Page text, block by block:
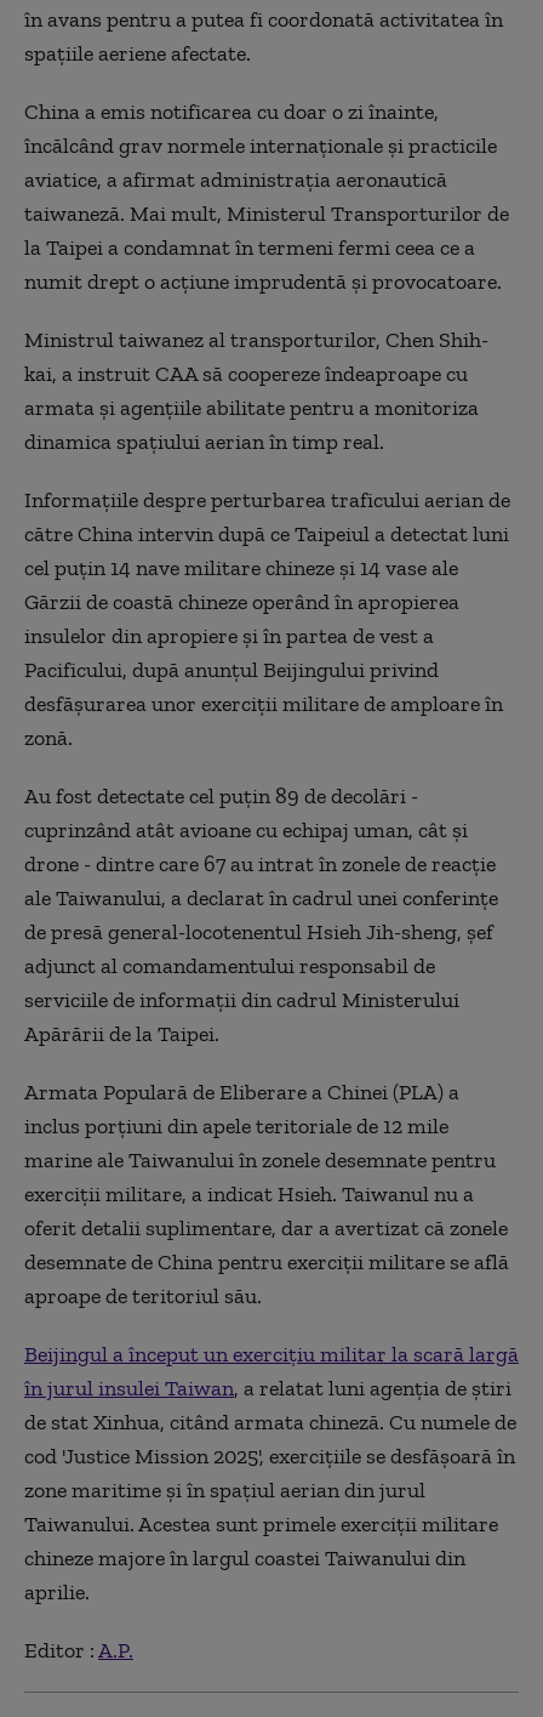
în avans pentru a putea fi coordonată activitatea în
spaţiile aeriene afectate.
China a emis notificarea cu doar o zi înainte,
încălcând grav normele internaţionale şi practicile
aviatice, a afirmat administraţia aeronautică
taiwaneză. Mai mult, Ministerul Transporturilor de
la Taipei a condamnat în termeni fermi ceea ce a
numit drept o acţiune imprudentă şi provocatoare.
Ministrul taiwanez al transporturilor, Chen Shih-
kai, a instruit CAA să coopereze îndeaproape cu
armata şi agenţiile abilitate pentru a monitoriza
dinamica spaţiului aerian în timp real.
Informaţiile despre perturbarea traficului aerian de
către China intervin după ce Taipeiul a detectat luni
cel puţin 14 nave militare chineze şi 14 vase ale
Gărzii de coastă chineze operând în apropierea
insulelor din apropiere şi în partea de vest a
Pacificului, după anunţul Beijingului privind
desfăşurarea unor exerciţii militare de amploare în
zonă.
Au fost detectate cel puţin 89 de decolări -
cuprinzând atât avioane cu echipaj uman, cât şi
drone - dintre care 67 au intrat în zonele de reacţie
ale Taiwanului, a declarat în cadrul unei conferinţe
de presă general-locotenentul Hsieh Jih-sheng, şef
adjunct al comandamentului responsabil de
serviciile de informaţii din cadrul Ministerului
Apărării de la Taipei.
Armata Populară de Eliberare a Chinei (PLA) a
inclus porţiuni din apele teritoriale de 12 mile
marine ale Taiwanului în zonele desemnate pentru
exerciţii militare, a indicat Hsieh. Taiwanul nu a
oferit detalii suplimentare, dar a avertizat că zonele
desemnate de China pentru exerciţii militare se află
aproape de teritoriul său.
Beijingul a început un exerciţiu militar la scară largă
în jurul insulei Taiwan, a relatat luni agenţia de ştiri
de stat Xinhua, citând armata chineză. Cu numele de
cod 'Justice Mission 2025', exerciţiile se desfăşoară în
zone maritime şi în spaţiul aerian din jurul
Taiwanului. Acestea sunt primele exerciţii militare
chineze majore în largul coastei Taiwanului din
aprilie.
Editor :A.P.